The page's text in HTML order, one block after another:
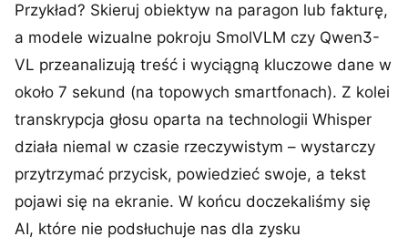
Przykład? Skieruj obiektyw na paragon lub fakturę,
a modele wizualne pokroju SmolVLM czy Qwen3-
VL przeanalizują treść i wyciągną kluczowe dane w
około 7 sekund (na topowych smartfonach). Z kolei
transkrypcja głosu oparta na technologii Whisper
działa niemal w czasie rzeczywistym – wystarczy
przytrzymać przycisk, powiedzieć swoje, a tekst
pojawi się na ekranie. W końcu doczekaliśmy się
AI, które nie podsłuchuje nas dla zysku